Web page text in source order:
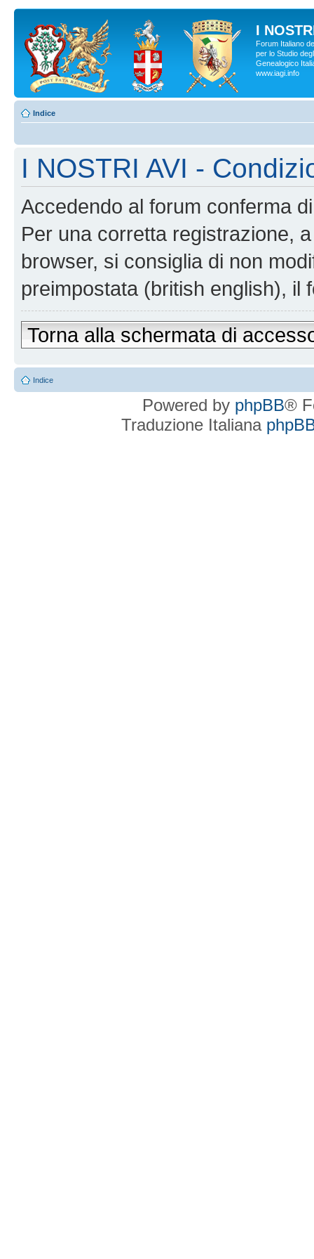
I
Forum Italiano
per lo Studio
Genealogico
www.iagi.info
Indice
I NOSTRI AVI -
Accedendo al forum conferma
Per una corretta registrazione,
browser, si consiglia di non
preimpostata (british english), il
Torna alla schermata di
Indice
Powered by phpBB®
Traduzione Italiana